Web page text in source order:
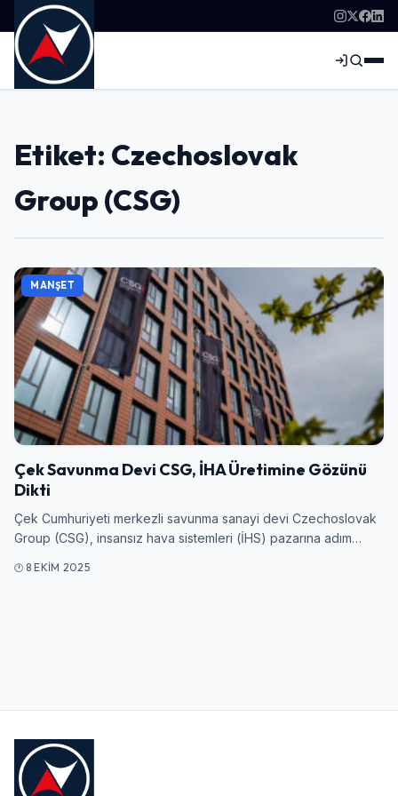
Etiket: Czechoslovak
Group (CSG)
MANŞET
Çek Savunma Devi CSG, İHA Üretimine Gözünü
Dikti
Çek Cumhuriyeti merkezli savunma sanayi devi Czechoslovak
Group (CSG), insansız hava sistemleri (İHS) pazarına adım…
8 EKIM 2025
Giriş Yap
Kullanıcı Adı veya E-posta